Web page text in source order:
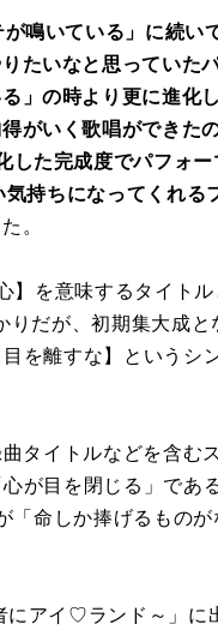
が鳴いている」に続い
たいなと思っていた
」の時より更に進化
がいく歌唱ができた
た完成度でパフォー
持ちになってくれる
。
】を意味するタイト
だが、初期集大成
を離すな】というシ
タイトルなどを含む
が目を閉じる」であ
命しか捧げるもの
アイ♡ランド～」に